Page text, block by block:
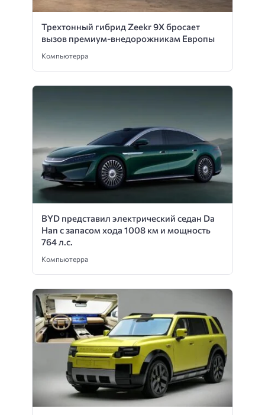
Трехтонный гибрид Zeekr 9X бросает
вызов премиум-внедорожникам Европы
Компьютерра
BYD представил электрический седан Da
Han с запасом хода 1008 км и мощность
764 л.с.
Компьютерра